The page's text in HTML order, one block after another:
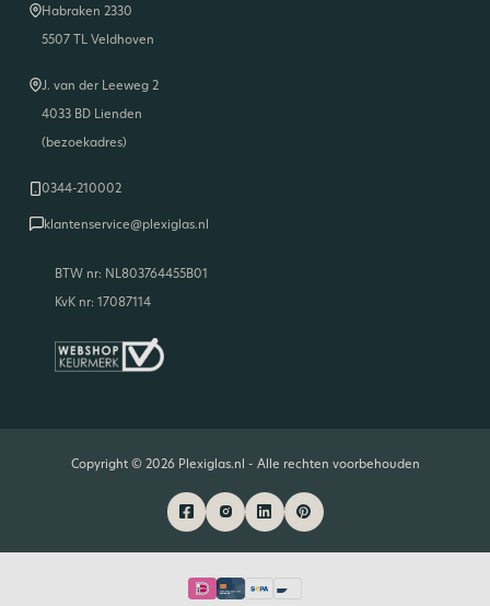
Habraken 2330
5507 TL Veldhoven
J. van der Leeweg 2
4033 BD Lienden
(bezoekadres)
0344-210002
klantenservice@plexiglas.nl
BTW nr: NL803764455B01
KvK nr: 17087114
Copyright © 2026 Plexiglas.nl - Alle rechten voorbehouden